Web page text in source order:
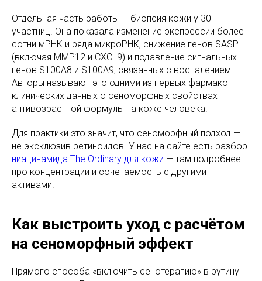
Отдельная часть работы — биопсия кожи у 30
участниц. Она показала изменение экспрессии более
сотни мРНК и ряда микроРНК, снижение генов SASP
(включая MMP12 и CXCL9) и подавление сигнальных
генов S100A8 и S100A9, связанных с воспалением.
Авторы называют это одними из первых фармако-
клинических данных о сеноморфных свойствах
антивозрастной формулы на коже человека.
Для практики это значит, что сеноморфный подход —
не эксклюзив ретиноидов. У нас на сайте есть разбор
ниацинамида The Ordinary для кожи — там подробнее
про концентрации и сочетаемость с другими
активами.
Как выстроить уход с расчётом
на сеноморфный эффект
Прямого способа «включить сенотерапию» в рутину